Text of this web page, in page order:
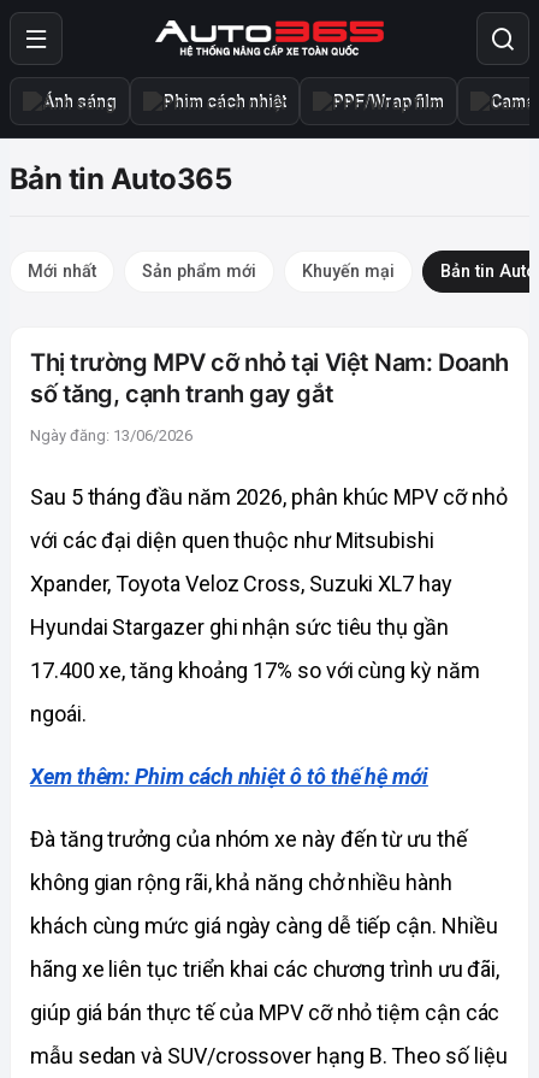
Ánh sáng Phim cách nhiệt PPF/Wrap film
Bản tin Auto365
Mới nhất Sản phẩm mới Khuyến mại Bản tin
Thị trường MPV cỡ nhỏ tại Việt Nam: Doanh
số tăng, cạnh tranh gay gắt
Ngày đăng: 13/06/2026
Sau 5 tháng đầu năm 2026, phân khúc MPV cỡ nhỏ
với các đại diện quen thuộc như Mitsubishi
Xpander, Toyota Veloz Cross, Suzuki XL7 hay
Hyundai Stargazer ghi nhận sức tiêu thụ gần
17.400 xe, tăng khoảng 17% so với cùng kỳ năm
ngoái.
Xem thêm: Phim cách nhiệt ô tô thế hệ mới
Đà tăng trưởng của nhóm xe này đến từ ưu thế
không gian rộng rãi, khả năng chở nhiều hành
khách cùng mức giá ngày càng dễ tiếp cận. Nhiều
hãng xe liên tục triển khai các chương trình ưu đãi,
giúp giá bán thực tế của MPV cỡ nhỏ tiệm cận các
mẫu sedan và SUV/crossover hạng B. Theo số liệu